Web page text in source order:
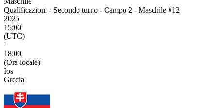
Qualificazioni - Secondo turno - Campo 2 - Maschile #12
2025
15:00
(UTC)
-
18:00
(Ora locale)
Ios
Grecia